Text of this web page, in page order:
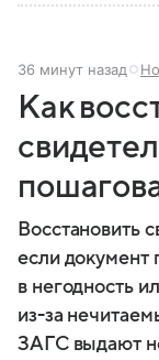
36 минут назад
Как
Восстановить
если документ
в негодность
из-за
ЗАГС выдают